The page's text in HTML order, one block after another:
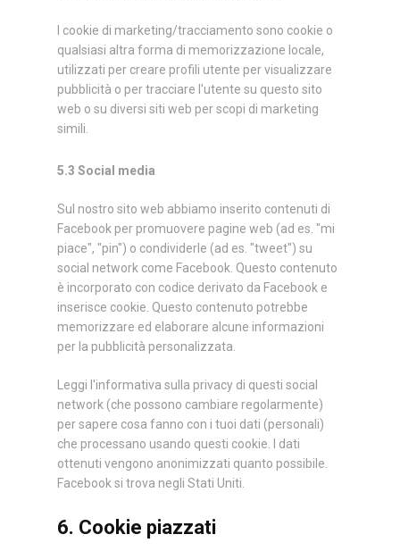
I cookie di marketing/tracciamento sono cookie o
qualsiasi altra forma di memorizzazione locale,
utilizzati per creare profili utente per visualizzare
pubblicità o per tracciare l'utente su questo sito
web o su diversi siti web per scopi di marketing
simili.
5.3 Social media
Sul nostro sito web abbiamo inserito contenuti di
Facebook per promuovere pagine web (ad es. "mi
piace", "pin") o condividerle (ad es. "tweet") su
social network come Facebook. Questo contenuto
è incorporato con codice derivato da Facebook e
inserisce cookie. Questo contenuto potrebbe
memorizzare ed elaborare alcune informazioni
per la pubblicità personalizzata.
Leggi l'informativa sulla privacy di questi social
network (che possono cambiare regolarmente)
per sapere cosa fanno con i tuoi dati (personali)
che processano usando questi cookie. I dati
ottenuti vengono anonimizzati quanto possibile.
Facebook si trova negli Stati Uniti.
6. Cookie piazzati